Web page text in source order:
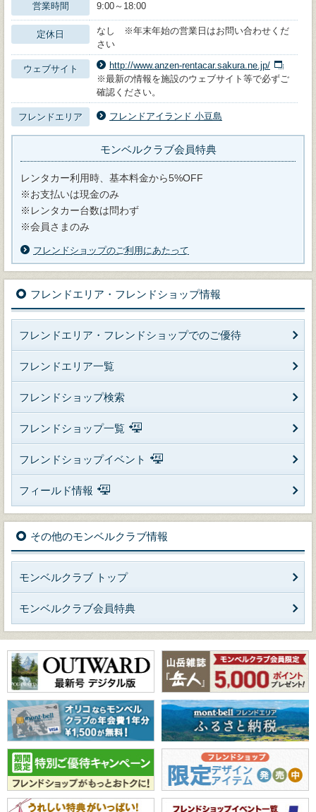
営業時間 9:00～18:00
定休日
なし ※年末年始の営業日はお問い合わせくだ
さい
ウェブサイト
http://www.anzen-rentacar.sakura.ne.jp/
※最新の情報を施設のウェブサイト等で必ずご
確認ください。
フレンドエリア フレンドアイランド 小豆島
モンベルクラブ会員特典
レンタカー利用時、基本料金から5%OFF
※お支払いは現金のみ
※レンタカー台数は問わず
※会員さまのみ
フレンドショップのご利用にあたって
フレンドエリア・フレンドショップ情報
フレンドエリア・フレンドショップでのご優待
フレンドエリア一覧
フレンドショップ検索
フレンドショップ一覧
フレンドショップイベント
フィールド情報
その他のモンベルクラブ情報
モンベルクラブ トップ
モンベルクラブ会員特典